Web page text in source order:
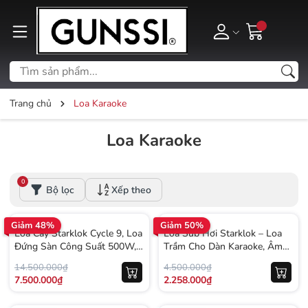
Trang chủ Loa Karaoke
Loa Karaoke
Bộ lọc
0
Xếp theo
Giảm 48%
Loa Cây Starklok Cycle 9, Loa
Đứng Sàn Công Suất 500W,
Loa Bass Mạnh, Karaoke Gia
Đình, Bảo Hành 12 tháng
14.500.000₫
7.500.000₫
Giảm 50%
Loa Sub Hơi Starklok – Loa
Trầm Cho Dàn Karaoke, Âm
4.500.000₫
2.258.000₫